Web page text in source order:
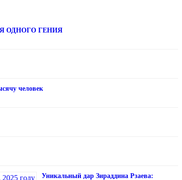
ОДНОГО ГЕНИЯ
человек
Уникальный дар Зираддина Рзаева: